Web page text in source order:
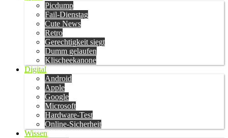
Picdump
Fail-Dienstag
Cute News
Retro
Gerechtigkeit siegt
Dumm gelaufen
Klischeekanone
Digital
Android
Apple
Google
Microsoft
Hardware-Test
Online-Sicherheit
Wissen